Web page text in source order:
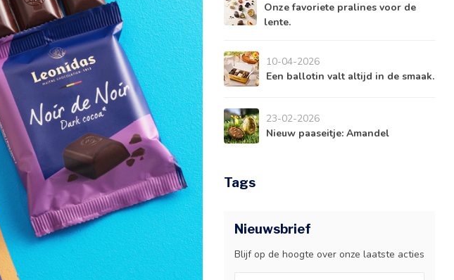
Onze favoriete pralines voor de
lente.
10-04-2026
Een ballotin valt altijd in de smaak.
23-02-2026
Nieuw paaseitje: Amandel
Tags
Nieuwsbrief
Blijf op de hoogte over onze laatste acties